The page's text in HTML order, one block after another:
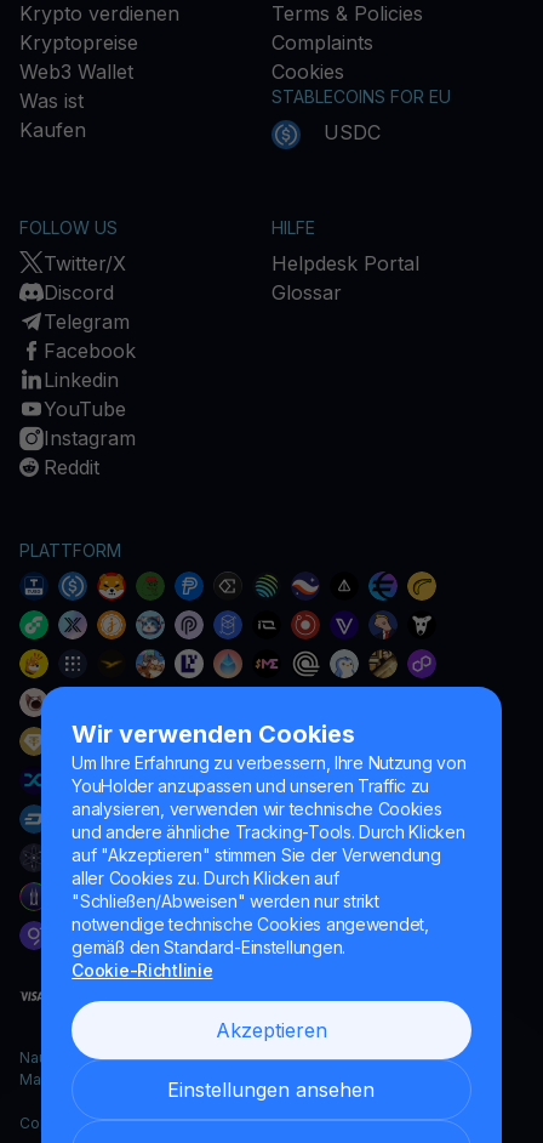
Wir verwenden Cookies
Um Ihre Erfahrung zu verbessern, Ihre Nutzung von
YouHolder anzupassen und unseren Traffic zu
analysieren, verwenden wir technische Cookies
und andere ähnliche Tracking-Tools. Durch Klicken
auf "Akzeptieren" stimmen Sie der Verwendung
aller Cookies zu. Durch Klicken auf
"Schließen/Abweisen" werden nur strikt
notwendige technische Cookies angewendet,
gemäß den Standard-Einstellungen.
Cookie-Richtlinie
Akzeptieren
Einstellungen ansehen
Krypto verdienen
Kryptopreise
Web3 Wallet
Was ist
Kaufen
Terms & Policies
Complaints
Cookies
STABLECOINS FOR EU
USDC
FOLLOW US
Twitter/X
Discord
Telegram
Facebook
Linkedin
YouTube
Instagram
Reddit
HILFE
Helpdesk Portal
Glossar
PLATTFORM
Naumard LTD. – ausschließlich für IT-Entwicklung, Forschung und
Marketingzwecke
Copyright YouHodler, 2026.